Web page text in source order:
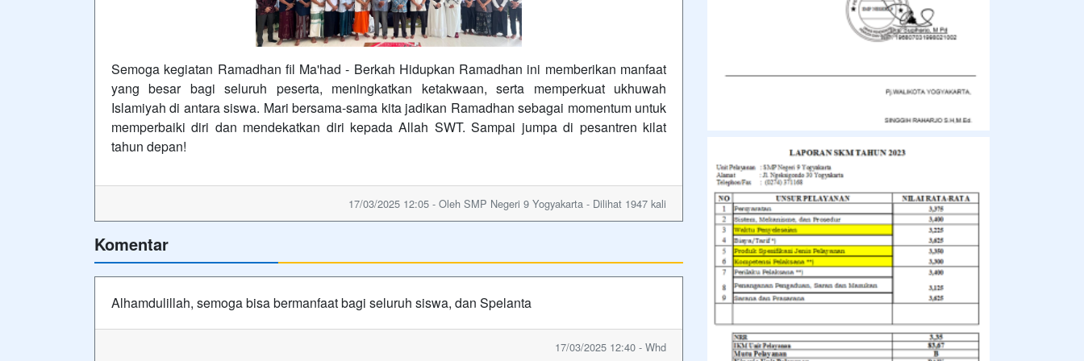
Semoga kegiatan Ramadhan fil Ma'had - Berkah Hidupkan Ramadhan ini memberikan manfaat
yang besar bagi seluruh peserta, meningkatkan ketakwaan, serta memperkuat ukhuwah
Islamiyah di antara siswa. Mari bersama-sama kita jadikan Ramadhan sebagai momentum untuk
memperbaiki diri dan mendekatkan diri kepada Allah SWT. Sampai jumpa di pesantren kilat
tahun depan!
17/03/2025 12:05 - Oleh SMP Negeri 9 Yogyakarta - Dilihat 1947 kali
Komentar
Alhamdulillah, semoga bisa bermanfaat bagi seluruh siswa, dan Spelanta
17/03/2025 12:40 - Whd